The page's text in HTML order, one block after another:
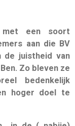
met een soort
aan die BV
de juistheid van
Zo bleven ze
bedenkelijk
hoger doel te